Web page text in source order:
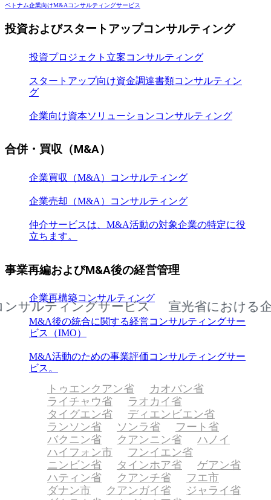
ベトナム企業向けM&Aコンサルティングサービス
投資およびスタートアップコンサルティング
投資プロジェクト立案コンサルティング
スタートアップ向け資金調達書類コンサルティン
グ
企業向け資本ソリューションコンサルティング
合併・買収（M&A）
企業買収（M&A）コンサルティング
企業売却（M&A）コンサルティング
仲介サービスは、M&A活動の対象企業の特定に役
立ちます。
事業再編およびM&A後の経営管理
企業再構築コンサルティング
M&A後の統合に関する経営コンサルティングサー
ビス（IMO）
M&A活動のための事業評価コンサルティングサー
ビス。
ティングサービス 宣光省における企業向
トゥエンクアン省
カオバン省
ライチャウ省
ラオカイ省
タイグエン省
ディエンビエン省
ランソン省
ソンラ省
フート省
バクニン省
クアンニン省
ハノイ
ハイフォン市
フンイエン省
ニンビン省
タインホア省
ゲアン省
ハティン省
クアンチ省
フエ市
ダナン市
クアンガイ省
ジャライ省